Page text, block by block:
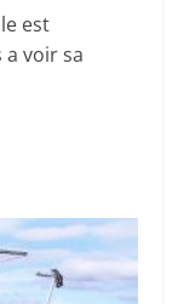
est
voir sa